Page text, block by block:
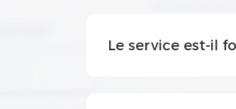
Le service est-il